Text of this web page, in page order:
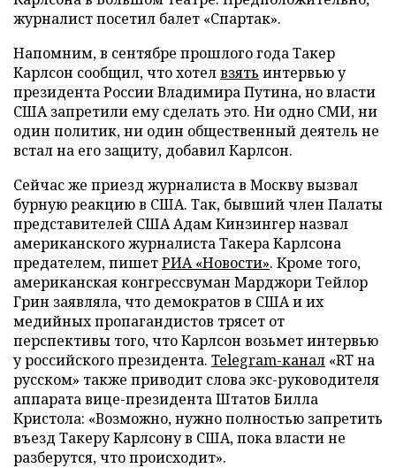
журналист посетил балет «Спартак».
Напомним, в сентябре прошлого года Такер
Карлсон сообщил, что хотелвзять интервью у
президента России Владимира Путина, но власти
США запретили ему сделать это. Ни одно СМИ, ни
один политик, ни один общественный деятель не
встал на его защиту, добавил Карлсон.
Сейчас же приезд журналиста в Москву вызвал
бурную реакцию в США. Так, бывший член Палаты
представителей США Адам Кинзингер назвал
американского журналиста Такера Карлсона
предателем, пишетРИА «Новости». Кроме того,
американская конгрессвуман Марджори Тейлор
Грин заявляла, что демократов в США и их
медийных пропагандистов трясет от
перспективы того, что Карлсон возьмет интервью
у российского президента. Telegram-канал «RT на
русском» также приводит слова экс-руководителя
аппарата вице-президента Штатов Билла
Кристола: «Возможно, нужно полностью запретить
въезд Такеру Карлсону в США, пока власти не
разберутся, что происходит».